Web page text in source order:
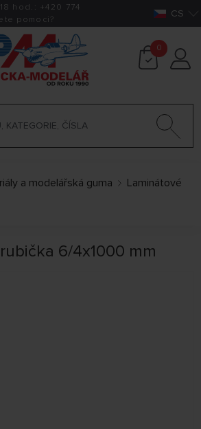
hod.: +420 774
pomoci? CS
0
a modelářská guma
Laminátové
6/4x1000 mm